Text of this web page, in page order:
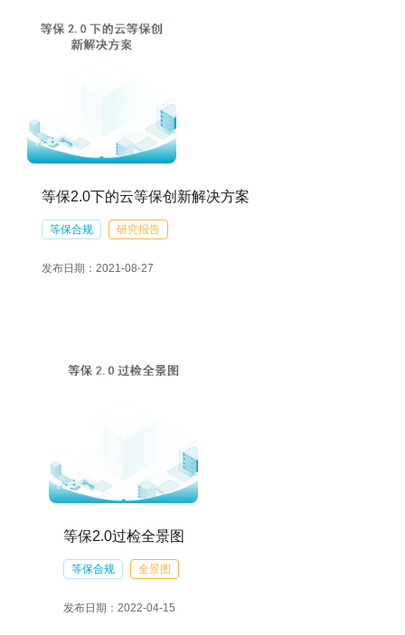
等保2.0下的云等保创新解决方案
等保合规 研究报告
发布日期：2021-08-27
等保2.0过检全景图
等保合规 全景图
发布日期：2022-04-15